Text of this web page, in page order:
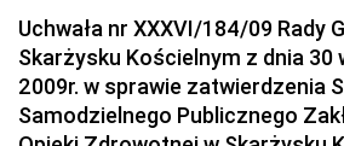
Elektronicznej
Dziennik Urzędowy Ministra
Administracji
Dziennik Urzędowy Ministra
Uchwała nr XXXVI/184/09 Rady
Skarżysku Kościelnym z dnia 30
2009r. w sprawie zatwierdzenia
Samodzielnego Publicznego